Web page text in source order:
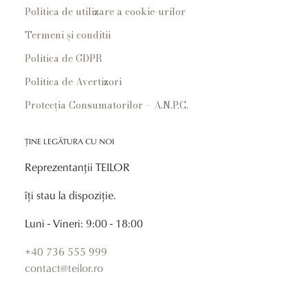
Politica de utilizare a cookie-urilor
Termeni și conditii
Politica de GDPR
Politica de Avertizori
Protecția Consumatorilor – A.N.P.C.
ȚINE LEGĂTURA CU NOI
Reprezentanții TEILOR
îți stau la dispoziție.
Luni - Vineri: 9:00 - 18:00
+40 736 555 999
contact@teilor.ro